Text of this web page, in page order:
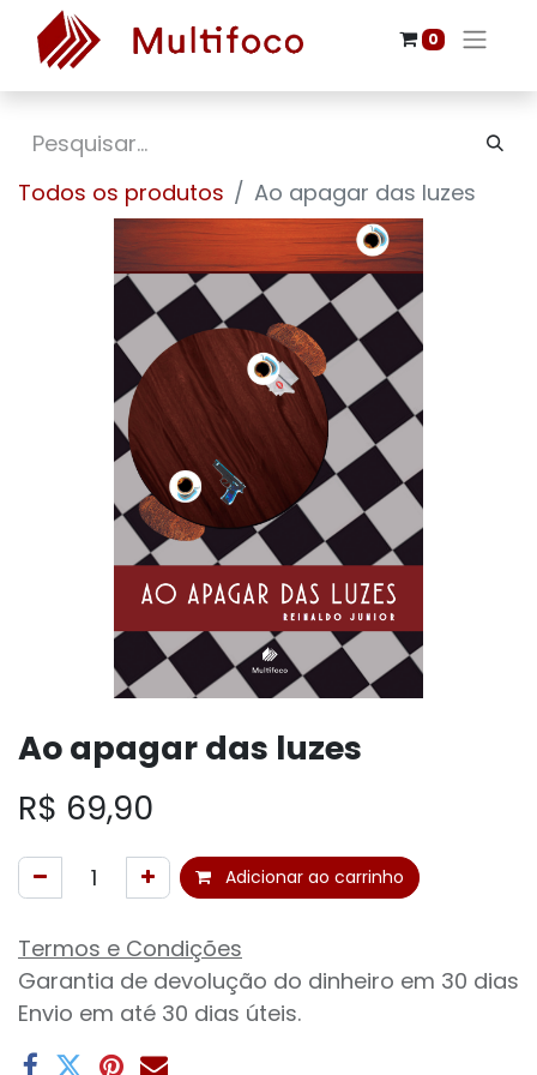
0
Todos os produtos Ao apagar das luzes
Ao apagar das luzes
R$ 69,90
Adicionar ao carrinho
Termos e Condições
Garantia de devolução do dinheiro em 30 dias
Envio em até 30 dias úteis.